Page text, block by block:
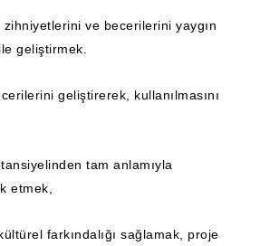
ve becerilerini yaygın
geliştirmek.
geliştirerek, kullanılmasını
tam anlamıyla
etmek,
farkındalığı sağlamak, proje